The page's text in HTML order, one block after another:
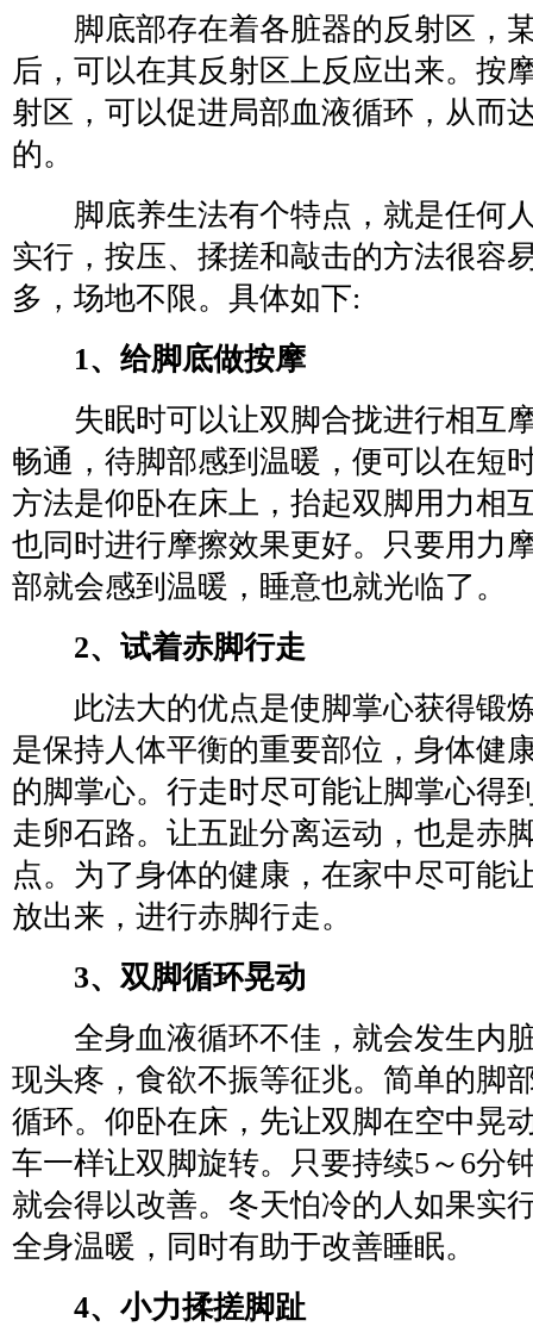
脚底部存在着各脏器的反射区，
后，可以在其反射区上反应出来。按
射区，可以促进局部血液循环，从而
的。
脚底养生法有个特点，就是任何
实行，按压、揉搓和敲击的方法很容
多，场地不限。具体如下:
1、给脚底做按摩
失眠时可以让双脚合拢进行相互
畅通，待脚部感到温暖，便可以在短
方法是仰卧在床上，抬起双脚用力相
也同时进行摩擦效果更好。只要用力
部就会感到温暖，睡意也就光临了。
2、试着赤脚行走
此法大的优点是使脚掌心获得锻
是保持人体平衡的重要部位，身体健
的脚掌心。行走时尽可能让脚掌心得
走卵石路。让五趾分离运动，也是赤
点。为了身体的健康，在家中尽可能
放出来，进行赤脚行走。
3、双脚循环晃动
全身血液循环不佳，就会发生内
现头疼，食欲不振等征兆。简单的脚
循环。仰卧在床，先让双脚在空中晃
车一样让双脚旋转。只要持续5～6分
就会得以改善。冬天怕冷的人如果实
全身温暖，同时有助于改善睡眠。
4、小力揉搓脚趾